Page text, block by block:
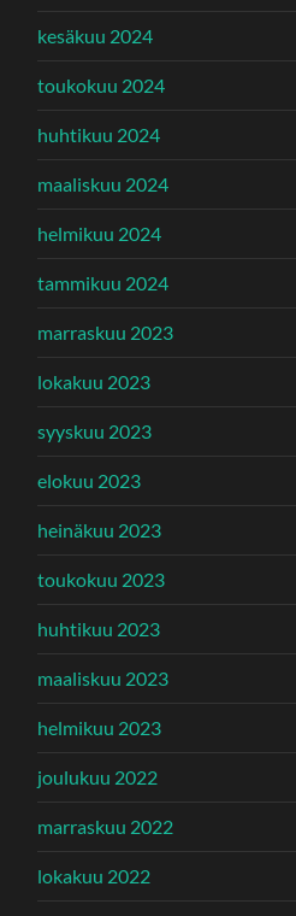
kesäkuu 2024
toukokuu 2024
huhtikuu 2024
maaliskuu 2024
helmikuu 2024
tammikuu 2024
marraskuu 2023
lokakuu 2023
syyskuu 2023
elokuu 2023
heinäkuu 2023
toukokuu 2023
huhtikuu 2023
maaliskuu 2023
helmikuu 2023
joulukuu 2022
marraskuu 2022
lokakuu 2022